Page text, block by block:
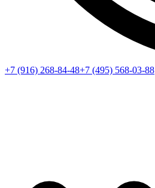
+7 (916) 268-84-48+7 (495) 568-03-88